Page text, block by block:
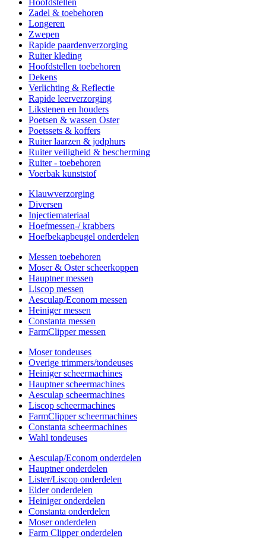
Hoofdstellen
Zadel & toebehoren
Longeren
Zwepen
Rapide paardenverzorging
Ruiter kleding
Hoofdstellen toebehoren
Dekens
Verlichting & Reflectie
Rapide leerverzorging
Likstenen en houders
Poetsen & wassen Oster
Poetssets & koffers
Ruiter laarzen & jodphurs
Ruiter veiligheid & bescherming
Ruiter - toebehoren
Voerbak kunststof
Klauwverzorging
Diversen
Injectiemateriaal
Hoefmessen-/ krabbers
Hoefbekapbeugel onderdelen
Messen toebehoren
Moser & Oster scheerkoppen
Hauptner messen
Liscop messen
Aesculap/Econom messen
Heiniger messen
Constanta messen
FarmClipper messen
Moser tondeuses
Overige trimmers/tondeuses
Heiniger scheermachines
Hauptner scheermachines
Aesculap scheermachines
Liscop scheermachines
FarmClipper scheermachines
Constanta scheermachines
Wahl tondeuses
Aesculap/Econom onderdelen
Hauptner onderdelen
Lister/Liscop onderdelen
Eider onderdelen
Heiniger onderdelen
Constanta onderdelen
Moser onderdelen
Farm Clipper onderdelen